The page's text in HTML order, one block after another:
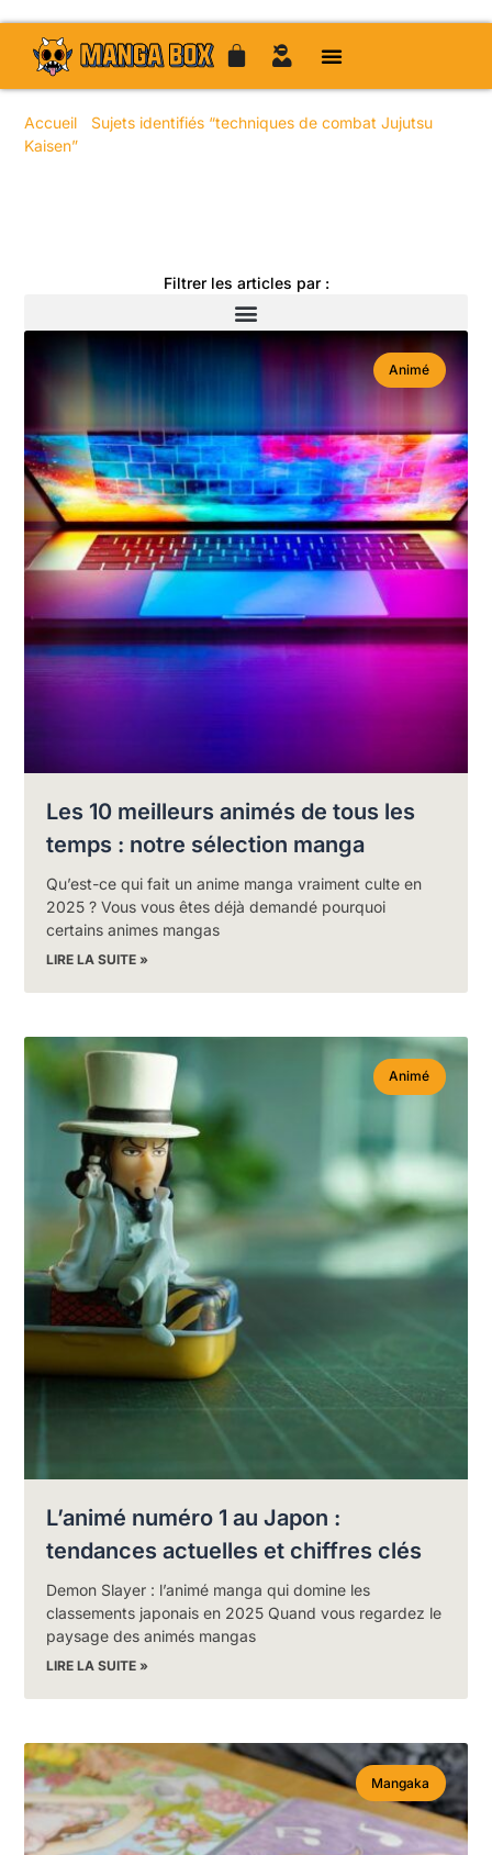
Accueil
Sujets identifiés “techniques de combat Jujutsu
Kaisen”
Filtrer les articles par :
Animé
Les 10 meilleurs animés de tous les
temps : notre sélection manga
Qu’est-ce qui fait un anime manga vraiment culte en
2025 ? Vous vous êtes déjà demandé pourquoi
certains animes mangas
LIRE LA SUITE »
Animé
L’animé numéro 1 au Japon :
tendances actuelles et chiffres clés
Demon Slayer : l’animé manga qui domine les
classements japonais en 2025 Quand vous regardez le
paysage des animés mangas
LIRE LA SUITE »
Mangaka